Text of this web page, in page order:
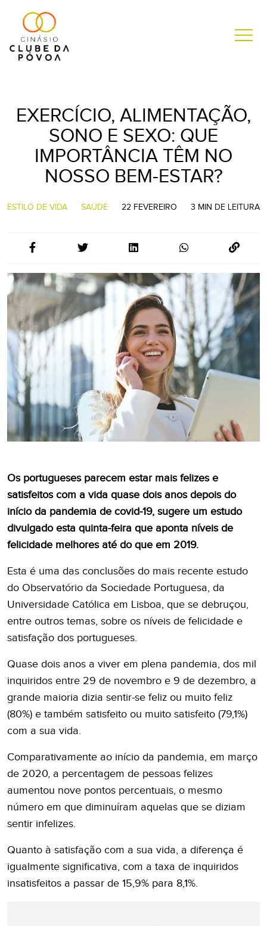
EXERCÍCIO, ALIMENTAÇÃO,
SONO E SEXO: QUE
IMPORTÂNCIA TÊM NO
NOSSO BEM-ESTAR?
ESTILO DE VIDA SAÚDE 22 FEVEREIRO 3 MIN DE LEITURA
Os portugueses parecem estar mais felizes e
satisfeitos com a vida quase dois anos depois do
início da pandemia de covid-19, sugere um estudo
divulgado esta quinta-feira que aponta níveis de
felicidade melhores até do que em 2019.
Esta é uma das conclusões do mais recente estudo
do Observatório da Sociedade Portuguesa, da
Universidade Católica em Lisboa, que se debruçou,
entre outros temas, sobre os níveis de felicidade e
satisfação dos portugueses.
Quase dois anos a viver em plena pandemia, dos mil
inquiridos entre 29 de novembro e 9 de dezembro, a
grande maioria dizia sentir-se feliz ou muito feliz
(80%) e também satisfeito ou muito satisfeito (79,1%)
com a sua vida.
Comparativamente ao início da pandemia, em março
de 2020, a percentagem de pessoas felizes
aumentou nove pontos percentuais, o mesmo
número em que diminuíram aquelas que se diziam
sentir infelizes.
Quanto à satisfação com a sua vida, a diferença é
igualmente significativa, com a taxa de inquiridos
insatisfeitos a passar de 15,9% para 8,1%.